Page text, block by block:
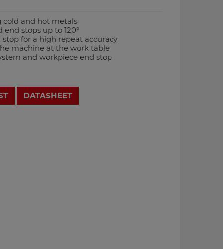
and hot metals
stops up to 120°
for a high repeat accuracy
machine at the work table
and workpiece end stop
DATASHEET